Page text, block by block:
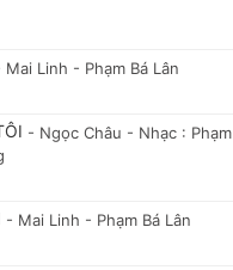
Mai Linh - Phạm Bá Lân
- Ngọc Châu - Nhạc :
- Mai Linh - Phạm Bá Lân